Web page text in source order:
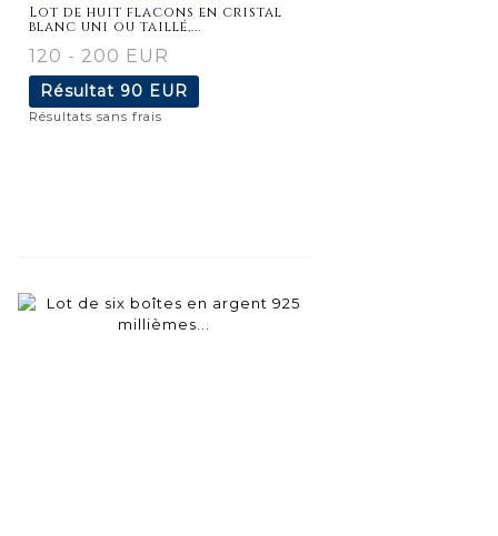
Lot de huit flacons en cristal
blanc uni ou taillé,...
120 - 200 EUR
Résultat 90 EUR
Résultats sans frais